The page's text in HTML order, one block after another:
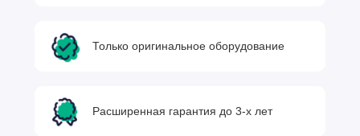
Только оригинальное оборудование
Расширенная гарантия до 3-х лет